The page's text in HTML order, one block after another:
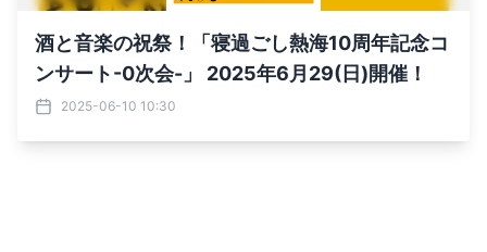
酒と音楽の祝祭！「寝過ごし熱海10周年記念コ
ンサート-0次会-」 2025年6月29(日)開催！
2025-06-10 10:30